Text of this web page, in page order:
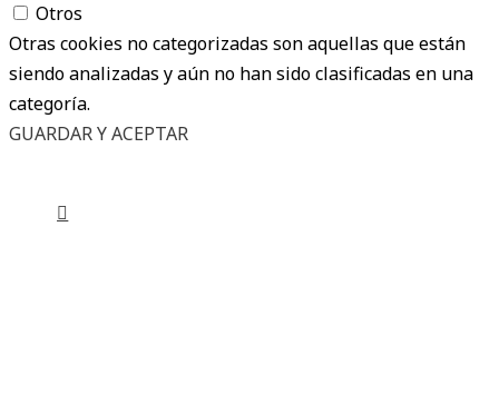
Otros
Otras cookies no categorizadas son aquellas que están
siendo analizadas y aún no han sido clasificadas en una
categoría.
GUARDAR Y ACEPTAR